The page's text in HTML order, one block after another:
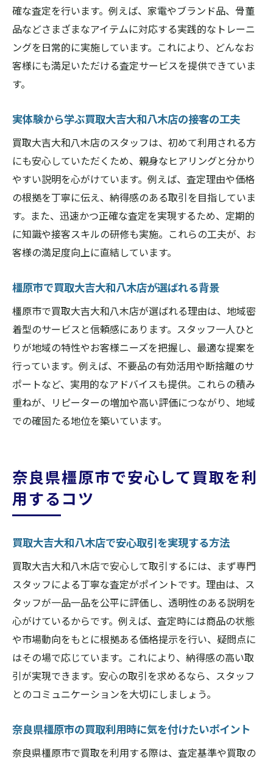
買取大吉大和八木店の強みを徹底解説
買取大吉大和八木店が選ばれる理由を深掘
り
奈良県橿原市で支持されるサービス内容と
リピーターが増える買取大吉大和八木店の
特徴
地域に愛される買取サービスの秘訣
他店と比較して強みが際立つ理由
出張や宅配買取を活用した断捨離の新常識
買取大吉大和八木店の出張買取が便利な理
由
スタッフが教える効率的な断捨離の進め方
出張買取サービスを賢く利用するコツ
宅配買取で自宅から簡単に整理整頓を実現
買取大吉大和八木店スタッフの断捨離アド
バイス
橿原市の買取相場とスタッフ求人最新動向
買取大吉大和八木店で知る橿原市の相場動
向
とめ
スタッフ視点で見る買取相場の変化と特徴
買取大吉大和八木店の求人が人気の理由を
地域密着型求人の魅力とメリットを解説
今注目される買取スタッフの働き方とは
納得の取引を叶える査定・買取の流れまとめ
買取大吉大和八木店での査定・買取の流れ
解説
奈良県橿原市でスムーズに買取を進める手
順
スタッフが実践する安心の査定対応とは
買取大吉大和八木店流の効率的な利用方法
初めてでも安心な査定・買取の進め方
確な査定を行います。例えば、家電やブランド品、骨董
品などさまざまなアイテムに対応する実践的なトレーニ
ングを日常的に実施しています。これにより、どんなお
客様にも満足いただける査定サービスを提供できていま
す。
実体験から学ぶ買取大吉大和八木店の接客の工夫
買取大吉大和八木店のスタッフは、初めて利用される方
にも安心していただくため、親身なヒアリングと分かり
やすい説明を心がけています。例えば、査定理由や価格
の根拠を丁寧に伝え、納得感のある取引を目指していま
す。また、迅速かつ正確な査定を実現するため、定期的
に知識や接客スキルの研修も実施。これらの工夫が、お
客様の満足度向上に直結しています。
橿原市で買取大吉大和八木店が選ばれる背景
橿原市で買取大吉大和八木店が選ばれる理由は、地域密
着型のサービスと信頼感にあります。スタッフ一人ひと
りが地域の特性やお客様ニーズを把握し、最適な提案を
行っています。例えば、不要品の有効活用や断捨離のサ
ポートなど、実用的なアドバイスも提供。これらの積み
重ねが、リピーターの増加や高い評価につながり、地域
での確固たる地位を築いています。
奈良県橿原市で安心して買取を利
用するコツ
買取大吉大和八木店で安心取引を実現する方法
買取大吉大和八木店で安心して取引するには、まず専門
スタッフによる丁寧な査定がポイントです。理由は、ス
タッフが一品一品を公平に評価し、透明性のある説明を
心がけているからです。例えば、査定時には商品の状態
や市場動向をもとに根拠ある価格提示を行い、疑問点に
はその場で応じています。これにより、納得感の高い取
引が実現できます。安心の取引を求めるなら、スタッフ
とのコミュニケーションを大切にしましょう。
奈良県橿原市の買取利用時に気を付けたいポイント
奈良県橿原市で買取を利用する際は、査定基準や買取の